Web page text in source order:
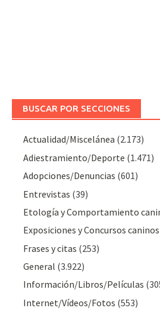
BUSCAR POR SECCIONES
Actualidad/Miscelánea (2.173)
Adiestramiento/Deporte (1.471)
Adopciones/Denuncias (601)
Entrevistas (39)
Etología y Comportamiento
Exposiciones y Concursos caninos
Frases y citas (253)
General (3.922)
Información/Libros/Películas
Internet/Vídeos/Fotos (553)